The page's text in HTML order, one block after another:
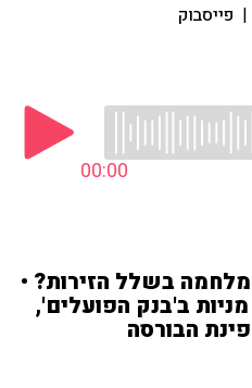
| פייסבוק
00:00
בשלל הזירות? •
ב'בנק הפועלים',
הבורסה